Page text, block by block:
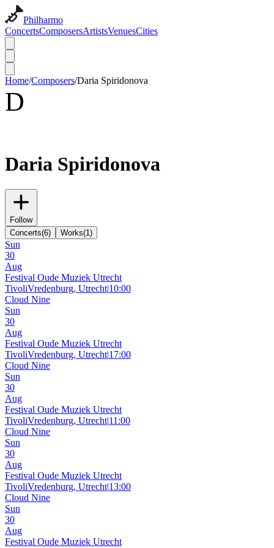
Philharmo
ConcertsComposersArtistsVenuesCities
Home/Composers/Daria Spiridonova
D
Daria Spiridonova
Follow
Concerts(6) Works(1 )
Sun
30
Aug
Festival Oude Muziek Utrecht
TivoliVredenburg, Utrecht|10:00
Cloud Nine
Sun
30
Aug
Festival Oude Muziek Utrecht
TivoliVredenburg, Utrecht|17:00
Cloud Nine
Sun
30
Aug
Festival Oude Muziek Utrecht
TivoliVredenburg, Utrecht|11:00
Cloud Nine
Sun
30
Aug
Festival Oude Muziek Utrecht
TivoliVredenburg, Utrecht|13:00
Cloud Nine
Sun
30
Aug
Festival Oude Muziek Utrecht